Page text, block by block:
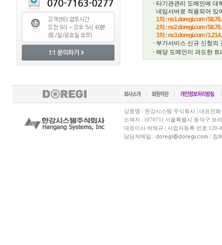
타기관관리 도메인에 대
네임서버로 적용되어 있
1차 : ns1.doregi.com /
2차 : ns2.doregi.com /
3차 : ns3.doregi.com /
부가서비스 신규 신청의
해당 도메인이 과도한
상호명 : 한강시스템 주식회사 | 대표전
소재지 : (07071) 서울특별시 동작구 보
대표이사 박채규 | 사업자등록 번호
담당자메일 :
/ 침